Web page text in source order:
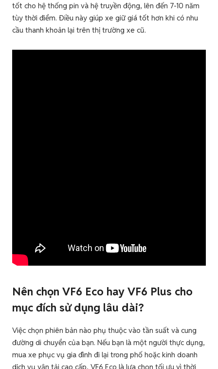
tốt cho hệ thống pin và hệ truyền động, lên đến 7-10 năm
tùy thời điểm. Điều này giúp xe giữ giá tốt hơn khi có nhu
cầu thanh khoản lại trên thị trường xe cũ.
Nên chọn VF6 Eco hay VF6 Plus cho
mục đích sử dụng lâu dài?
Việc chọn phiên bản nào phụ thuộc vào tần suất và cung
đường di chuyển của bạn. Nếu bạn là một người thực dụng,
mua xe phục vụ gia đình đi lại trong phố hoặc kinh doanh
dịch vụ vận tải cao cấp, VF6 Eco là lựa chọn tối ưu vì thời